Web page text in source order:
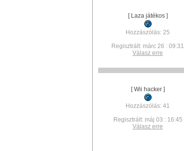
[ Laza játékos ]
Hozzászólás: 25
Regisztrált: márc 26 : 09:31
Válasz erre
[ Wii hacker ]
Hozzászólás: 41
Regisztrált: máj 03 : 16:45
Válasz erre